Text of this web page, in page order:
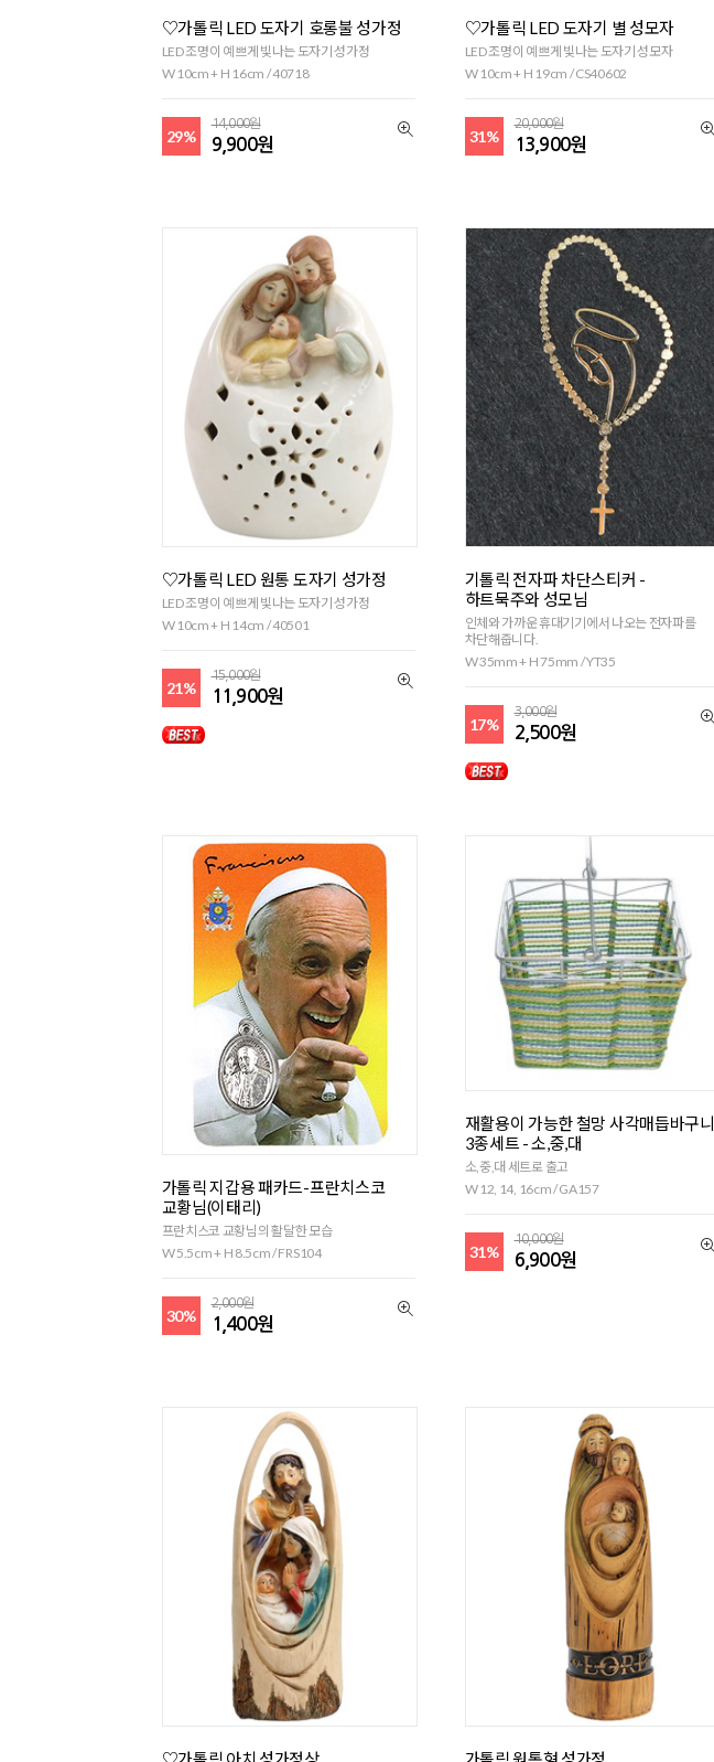
♡가톨릭 LED 도자기 호롱불 성가정
LED 조명이 예쁘게 빛나는 도자기 성가정
W 10cm + H 16cm / 40718
29%
14,000원
9,900원
♡가톨릭 LED 도자기 별 성모자
LED 조명이 예쁘게 빛나는 도자기 성모자
W 10cm + H 19cm / CS40602
31%
20,000원
13,900원
♡가톨릭 LED 원통 도자기 성가정
LED 조명이 예쁘게 빛나는 도자기 성가정
W 10cm + H 14cm / 40501
21%
15,000원
11,900원
기톨릭 전자파 차단스티커 -
하트묵주와 성모님
인체와 가까운 휴대기기에서 나오는 전자파를
차단해줍니다.
W 35mm + H 75mm / YT35
17%
3,000원
2,500원
가톨릭 지갑용 패카드-프란치스코
교황님(이태리)
프란치스코 교황님의 활달한 모습
W 5.5cm + H 8.5cm / FRS104
30%
2,000원
1,400원
재활용이 가능한 철망 사각매듭바구니
3종세트 - 소,중,대
소,중,대 세트로 출고
W 12, 14, 16cm / GA157
31%
10,000원
6,900원